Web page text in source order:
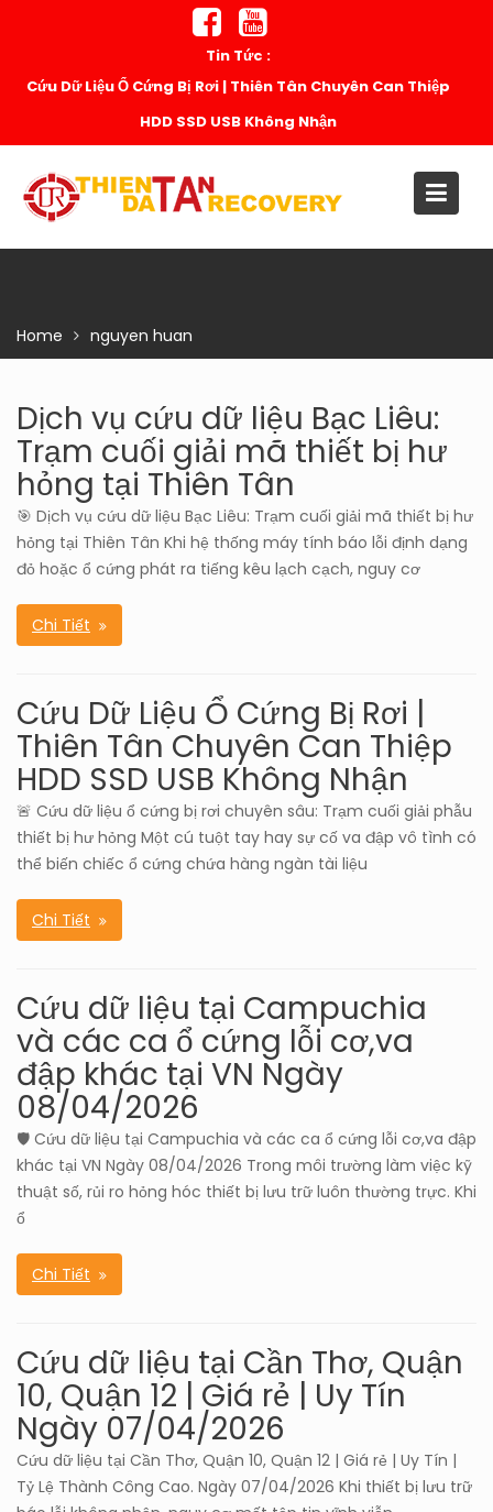
Tin Tức :
Cứu Dữ Liệu Ổ Cứng Bị Rơi | Thiên Tân Chuyên Can Thiệp
HDD SSD USB Không Nhận
Home nguyen huan
Dịch vụ cứu dữ liệu Bạc Liêu:
Trạm cuối giải mã thiết bị hư
hỏng tại Thiên Tân
🎯 Dịch vụ cứu dữ liệu Bạc Liêu: Trạm cuối giải mã thiết bị hư
hỏng tại Thiên Tân Khi hệ thống máy tính báo lỗi định dạng
đỏ hoặc ổ cứng phát ra tiếng kêu lạch cạch, nguy cơ
Chi Tiết
Cứu Dữ Liệu Ổ Cứng Bị Rơi |
Thiên Tân Chuyên Can Thiệp
HDD SSD USB Không Nhận
🚨 Cứu dữ liệu ổ cứng bị rơi chuyên sâu: Trạm cuối giải phẫu
thiết bị hư hỏng Một cú tuột tay hay sự cố va đập vô tình có
thể biến chiếc ổ cứng chứa hàng ngàn tài liệu
Chi Tiết
Cứu dữ liệu tại Campuchia
và các ca ổ cứng lỗi cơ,va
đập khác tại VN Ngày
08/04/2026
🛡️ Cứu dữ liệu tại Campuchia và các ca ổ cứng lỗi cơ,va đập
khác tại VN Ngày 08/04/2026 Trong môi trường làm việc kỹ
thuật số, rủi ro hỏng hóc thiết bị lưu trữ luôn thường trực. Khi
ổ
Chi Tiết
Cứu dữ liệu tại Cần Thơ, Quận
10, Quận 12 | Giá rẻ | Uy Tín
Ngày 07/04/2026
Cứu dữ liệu tại Cần Thơ, Quận 10, Quận 12 | Giá rẻ | Uy Tín |
Tỷ Lệ Thành Công Cao. Ngày 07/04/2026 Khi thiết bị lưu trữ